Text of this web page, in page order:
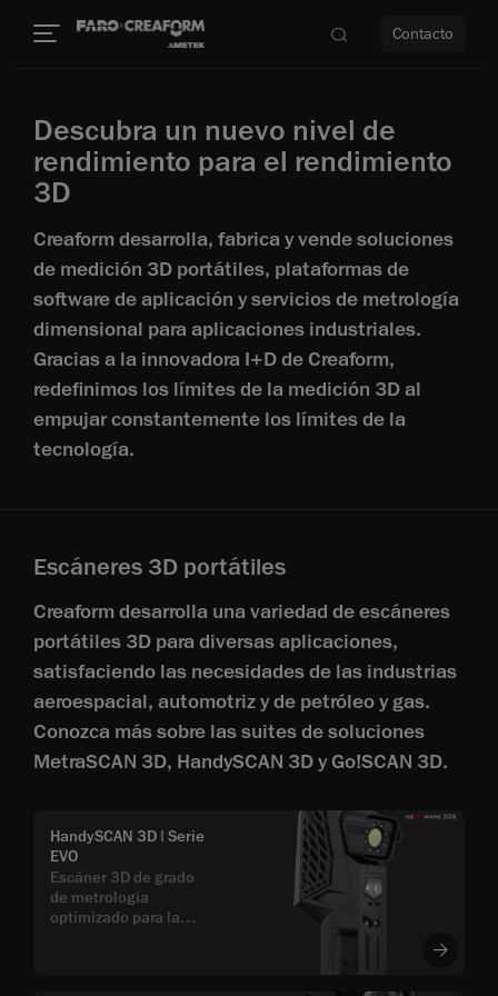
Contacto
Descubra un nuevo nivel de
rendimiento para el rendimiento
3D
Creaform desarrolla, fabrica y vende soluciones
de medición 3D portátiles, plataformas de
software de aplicación y servicios de metrología
dimensional para aplicaciones industriales.
Gracias a la innovadora I+D de Creaform,
redefinimos los límites de la medición 3D al
empujar constantemente los límites de la
tecnología.
Escáneres 3D portátiles
Creaform desarrolla una variedad de escáneres
portátiles 3D para diversas aplicaciones,
satisfaciendo las necesidades de las industrias
aeroespacial, automotriz y de petróleo y gas.
Conozca más sobre las suites de soluciones
MetraSCAN 3D, HandySCAN 3D y Go!SCAN 3D.
HandySCAN 3D | Serie
EVO
Escáner 3D de grado
de metrología
optimizado para la